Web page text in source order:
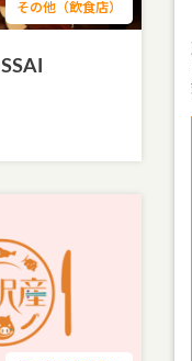
その他（飲食店）